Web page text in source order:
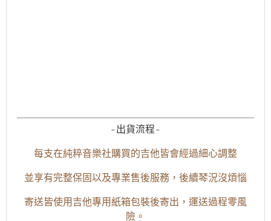
-出貨流程-
每支在純粹音樂社購買的吉他皆會經過細心調整
並享有完整保固以及專業售後服務，後續琴況沒煩惱
寄送皆使用吉他專用紙箱包裝後寄出，運送過程零風
險。